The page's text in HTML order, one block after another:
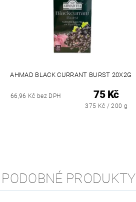
AHMAD BLACK CURRANT BURST 20X2G
66,96 Kč bez DPH 75 Kč
375 Kč / 200 g
PODOBNÉ PRODUKTY